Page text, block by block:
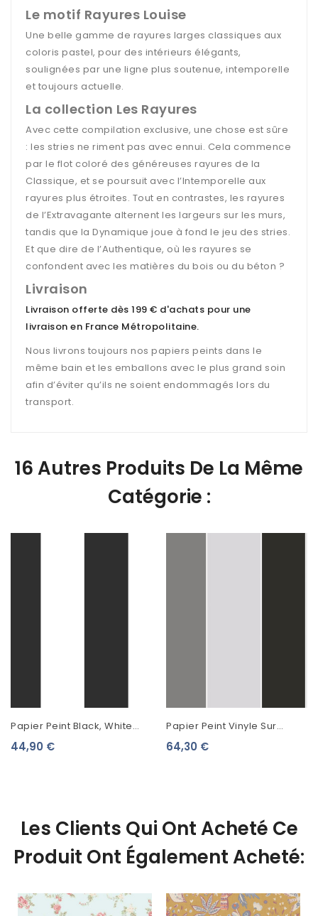
Le motif Rayures Louise
Une belle gamme de rayures larges classiques aux
coloris pastel, pour des intérieurs élégants,
soulignées par une ligne plus soutenue, intemporelle
et toujours actuelle.
La collection Les Rayures
Avec cette compilation exclusive, une chose est sûre
: les stries ne riment pas avec ennui. Cela commence
par le flot coloré des généreuses rayures de la
Classique, et se poursuit avec l’Intemporelle aux
rayures plus étroites. Tout en contrastes, les rayures
de l’Extravagante alternent les largeurs sur les murs,
tandis que la Dynamique joue à fond le jeu des stries.
Et que dire de l’Authentique, où les rayures se
confondent avec les matières du bois ou du béton ?
Livraison
Livraison offerte dès 199 € d'achats pour une
livraison en France Métropolitaine.
Nous livrons toujours nos papiers peints dans le
même bain et les emballons avec le plus grand soin
afin d’éviter qu’ils ne soient endommagés lors du
transport.
16 Autres Produits De La Même
Catégorie :
Papier Peint Black, White
And Gold Esta Home
44,90 €
Papier Peint Vinyle Sur
Intissé Lutèce Rayure Large
64,30 €
Les Clients Qui Ont Acheté Ce
Produit Ont Également Acheté: